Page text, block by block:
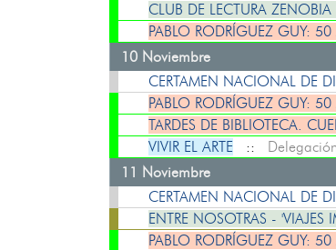
CLUB DE LECTURA ZENOBIA
PABLO RODRÍGUEZ GUY:
10 Noviembre
CERTAMEN NACIONAL DE
PABLO RODRÍGUEZ GUY:
TARDES DE BIBLIOTECA.
VIVIR EL ARTE ::
11 Noviembre
CERTAMEN NACIONAL DE
ENTRE NOSOTRAS - 'VIAJES
PABLO RODRÍGUEZ GUY: